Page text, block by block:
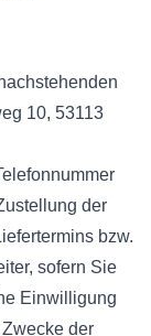
10, 53113
der
bzw.
sofern Sie
Einwilligung
der